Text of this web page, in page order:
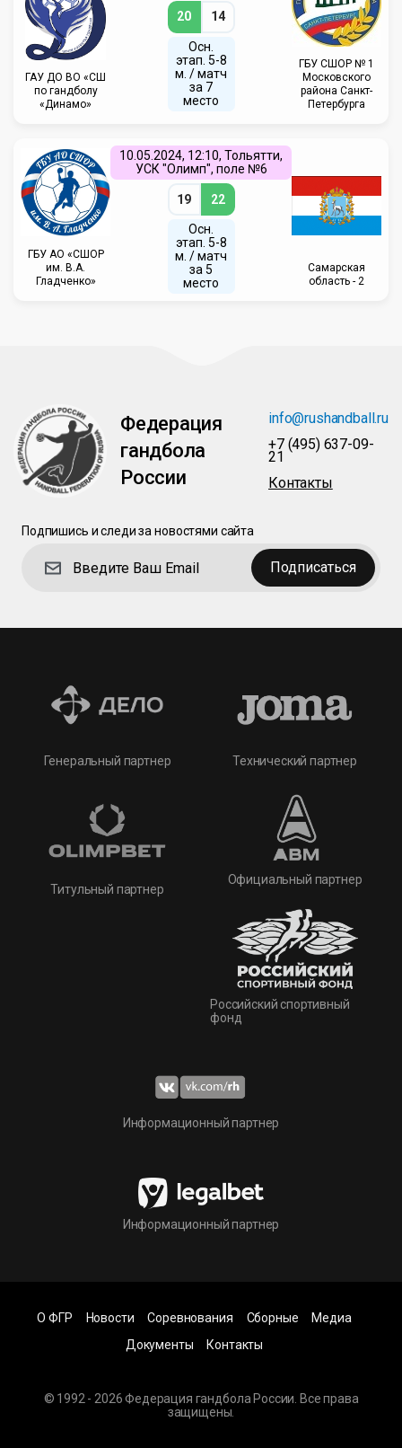
ГАУ ДО ВО «СШ
по гандболу
«Динамо»
20 14
Осн.
этап. 5-8
м. / матч
за 7
место
ГБУ СШОР № 1
Московского
района Санкт-
Петербурга
ГБУ АО «СШОР
им. В.А.
Гладченко»
10.05.2024, 12:10, Тольятти,
УСК "Олимп", поле №6
19 22
Осн.
этап. 5-8
м. / матч
за 5
место
Самарская
область - 2
Федерация
гандбола
России
info@rushandball.ru
+7 (495) 637-09-
21
Контакты
Подпишись и следи за новостями сайта
Подписаться
Генеральный партнер
Титульный партнер
Технический партнер
Официальный партнер
Российский спортивный
фонд
Информационный партнер
Информационный партнер
© 1992 - 2026 Федерация гандбола России. Все права
защищены.
О ФГР Новости Соревнования Сборные
Медиа
Документы
Контакты